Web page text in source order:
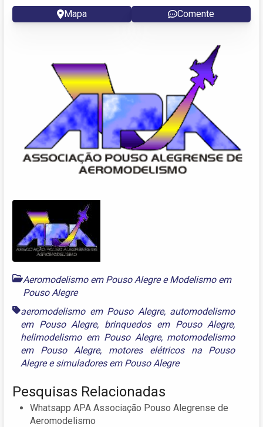
Mapa Comente
Aeromodelismo em Pouso AlegreeModelismo em
Pouso Alegre
aeromodelismo em Pouso Alegre, automodelismo
em Pouso Alegre, brinquedos em Pouso Alegre,
helimodelismo em Pouso Alegre, motomodelismo
em Pouso Alegre, motores elétricos na Pouso
Alegreesimuladores em Pouso Alegre
Pesquisas Relacionadas
Whatsapp APA Associação Pouso Alegrense de
Aeromodelismo